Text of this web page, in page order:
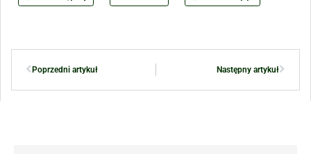
Poprzedni artykuł Następny artykuł